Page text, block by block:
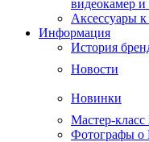
видеокамер
Аксессуары
Информация
История
Новости
Новинки
Мастер-
Фотографы о